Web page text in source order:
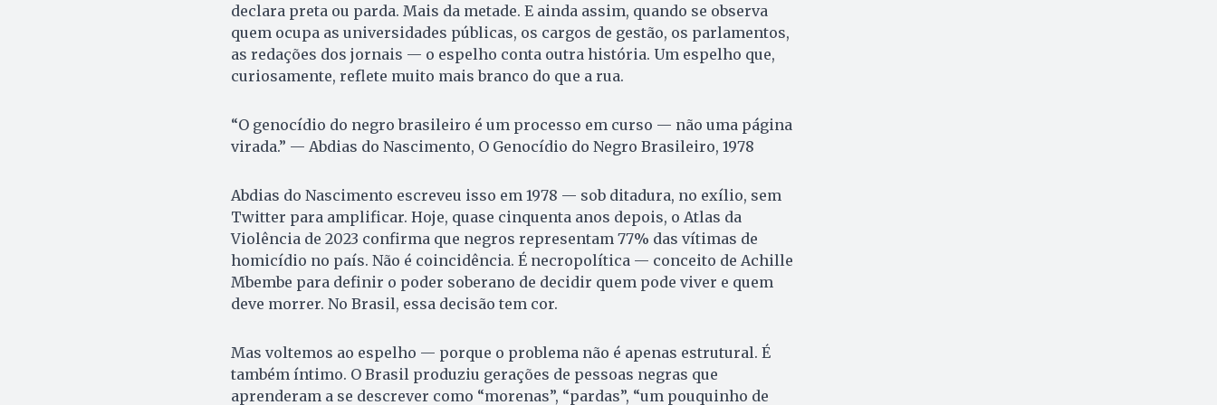
declara preta ou parda. Mais da metade. E ainda assim, quando se observa
quem ocupa as universidades públicas, os cargos de gestão, os parlamentos,
as redações dos jornais — o espelho conta outra história. Um espelho que,
curiosamente, reflete muito mais branco do que a rua.
“O genocídio do negro brasileiro é um processo em curso — não uma página
virada.” — Abdias do Nascimento, O Genocídio do Negro Brasileiro, 1978
Abdias do Nascimento escreveu isso em 1978 — sob ditadura, no exílio, sem
Twitter para amplificar. Hoje, quase cinquenta anos depois, o Atlas da
Violência de 2023 confirma que negros representam 77% das vítimas de
homicídio no país. Não é coincidência. É necropolítica — conceito de Achille
Mbembe para definir o poder soberano de decidir quem pode viver e quem
deve morrer. No Brasil, essa decisão tem cor.
Mas voltemos ao espelho — porque o problema não é apenas estrutural. É
também íntimo. O Brasil produziu gerações de pessoas negras que
aprenderam a se descrever como “morenas”, “pardas”, “um pouquinho de